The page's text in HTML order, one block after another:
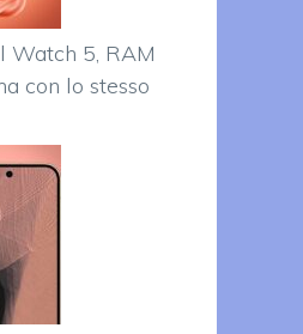
Watch 5, RAM
con lo stesso